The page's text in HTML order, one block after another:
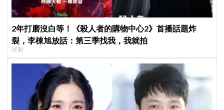
2年打磨沒白等！《殺人者的購物中心2》首播話題炸
裂，李棟旭放話：第三季找我，我就拍
韓劇